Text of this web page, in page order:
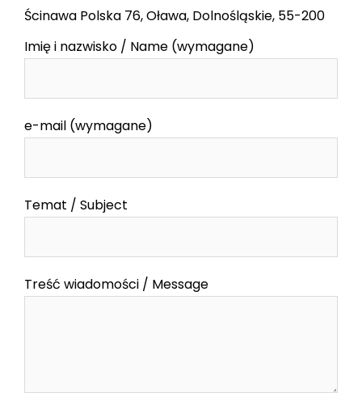
Ścinawa Polska 76, Oława, Dolnośląskie, 55-200
Imię i nazwisko / Name (wymagane)
e-mail (wymagane)
Temat / Subject
Treść wiadomości / Message